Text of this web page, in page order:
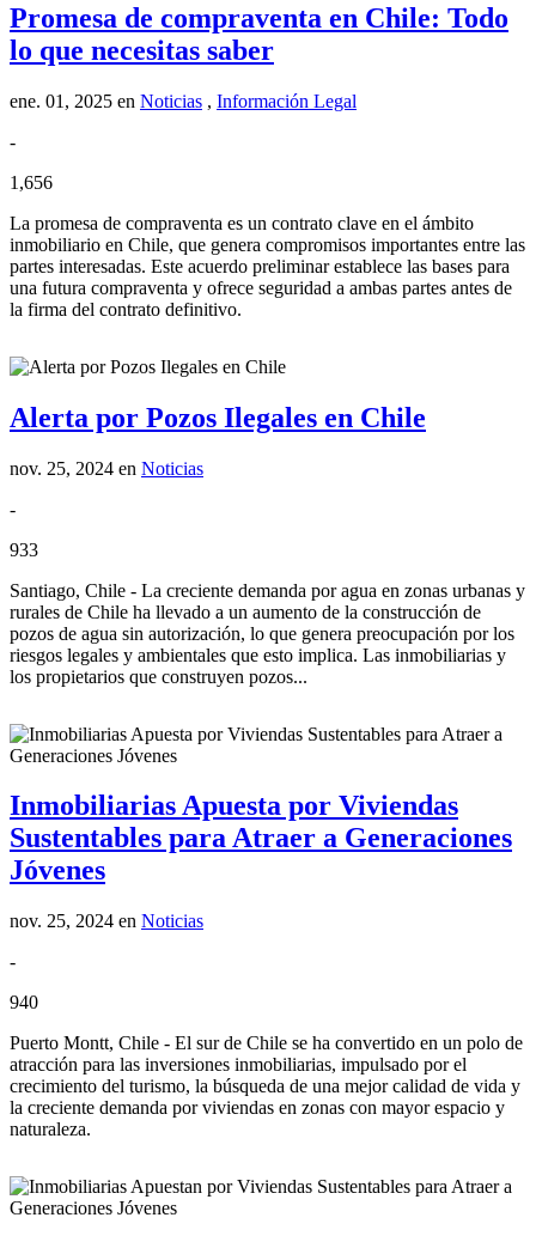
Promesa de compraventa en Chile: Todo
lo que necesitas saber
ene. 01, 2025 en Noticias , Información Legal
-
1,656
La promesa de compraventa es un contrato clave en el ámbito
inmobiliario en Chile, que genera compromisos importantes entre las
partes interesadas. Este acuerdo preliminar establece las bases para
una futura compraventa y ofrece seguridad a ambas partes antes de
la firma del contrato definitivo.
Alerta por Pozos Ilegales en Chile
nov. 25, 2024 en Noticias
-
933
Santiago, Chile - La creciente demanda por agua en zonas urbanas y
rurales de Chile ha llevado a un aumento de la construcción de
pozos de agua sin autorización, lo que genera preocupación por los
riesgos legales y ambientales que esto implica. Las inmobiliarias y
los propietarios que construyen pozos...
Inmobiliarias Apuesta por Viviendas
Sustentables para Atraer a Generaciones
Jóvenes
nov. 25, 2024 en Noticias
-
940
Puerto Montt, Chile - El sur de Chile se ha convertido en un polo de
atracción para las inversiones inmobiliarias, impulsado por el
crecimiento del turismo, la búsqueda de una mejor calidad de vida y
la creciente demanda por viviendas en zonas con mayor espacio y
naturaleza.